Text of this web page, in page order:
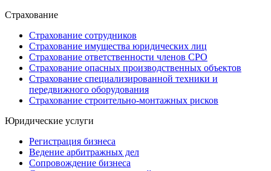
Страхование
Страхование сотрудников
Страхование имущества юридических лиц
Страхование ответственности членов СРО
Страхование опасных производственных объектов
Страхование специализированной техники и
передвижного оборудования
Страхование строительно-монтажных рисков
Юридические услуги
Регистрация бизнеса
Ведение арбитражных дел
Сопровождение бизнеса